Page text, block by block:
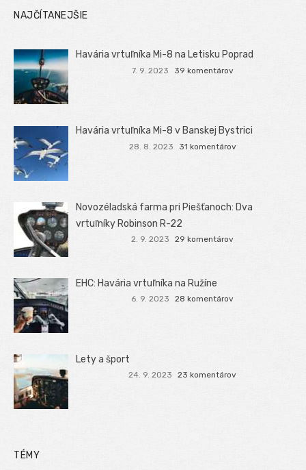
NAJČÍTANEJŠIE
Havária vrtuľníka Mi-8 na Letisku Poprad
7. 9. 2023 39 komentárov
Havária vrtuľníka Mi-8 v Banskej Bystrici
28. 8. 2023 31 komentárov
Novozéladská farma pri Piešťanoch: Dva
vrtuľníky Robinson R-22
2. 9. 2023 29 komentárov
EHC: Havária vrtuľníka na Ružíne
6. 9. 2023 28 komentárov
Lety a šport
24. 9. 2023 23 komentárov
TÉMY